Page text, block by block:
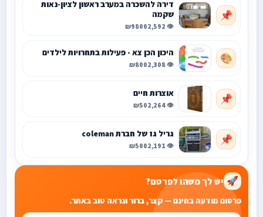
📌
דירה להשכרה במערב ראשון לציון-נאות
שקמה
👁️ 2,592
₪9800
🎨 היכון הכן צא - פעילות בתחרויות לילדים
👁️ 2,308
₪800
📌 אוצרות חיים
👁️ 2,264
₪50
📌 גריל גז של חברת coleman
👁️ 2,191
₪500
🚀 יש לך משהו לפרסם?
פרסום מודעה בחינם — קצר, ברור ונראה טוב באתר.